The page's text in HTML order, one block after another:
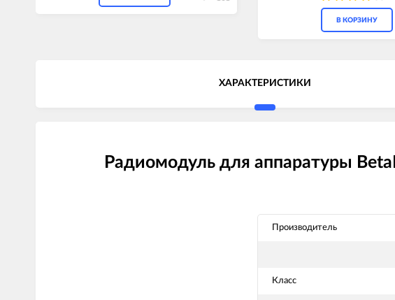
В КОРЗИНУ
ХАРАКТЕРИСТИКИ
Радиомодуль для аппаратуры
Производитель
Класс